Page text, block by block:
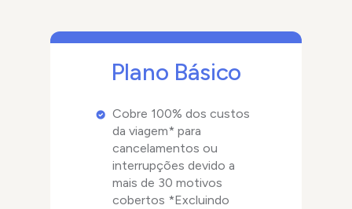
Plano Básico
Cobre 100% dos custos
da viagem* para
cancelamentos ou
interrupções devido a
mais de 30 motivos
cobertos *Excluindo